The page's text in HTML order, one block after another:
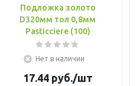
Подложка золото
D320мм тол 0,8мм
Pasticciere (100)
Нет в наличии
17.44руб./шт